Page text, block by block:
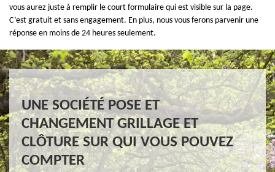
vous aurez juste à remplir le court formulaire qui est visible sur la page.
C’est gratuit et sans engagement. En plus, nous vous ferons parvenir une
réponse en moins de 24 heures seulement.
UNE SOCIÉTÉ POSE ET
CHANGEMENT GRILLAGE ET
CLÔTURE SUR QUI VOUS POUVEZ
COMPTER